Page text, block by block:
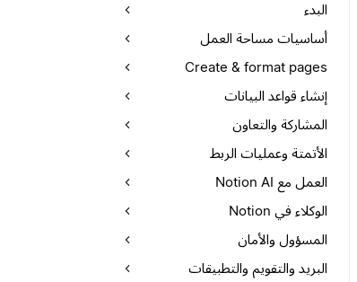
البدء
أساسيات مساحة العمل
Create & format pages
إنشاء قواعد البيانات
المشاركة والتعاون
الأتمتة وعمليات الربط
العمل مع Notion AI
الوكلاء في Notion
المسؤول والأمان
البريد والتقويم والتطبيقات